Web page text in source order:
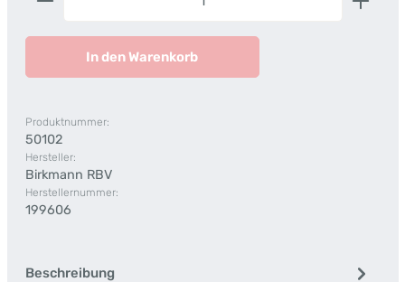
In den Warenkorb
Produktnummer:
50102
Hersteller:
Birkmann RBV
Herstellernummer:
199606
Beschreibung